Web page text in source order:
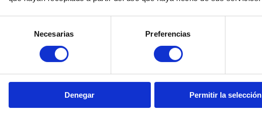
consentimiento
Necesarias Preferencias
Denegar Permitir la selección